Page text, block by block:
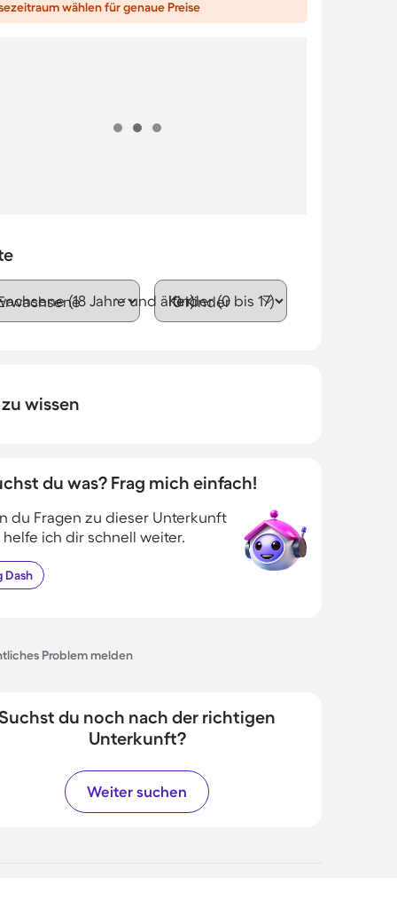
wählen für genaue Preise
(18 Jahre und älter)Kinder (0 bis 17)
wissen
du was? Frag mich einfach!
du Fragen zu dieser Unterkunft
helfe ich dir schnell weiter.
Dash
Problem melden
du noch nach der richtigen
Unterkunft?
Weiter suchen